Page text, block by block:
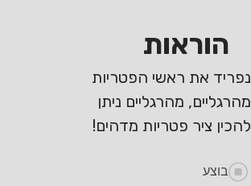
הוראות
נפריד את ראשי הפטריות
מהרגליים, מהרגליים ניתן
להכין ציר פטריות מדהים!
בוצע